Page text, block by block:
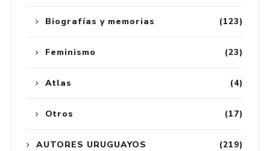
(123)
Biografías y memorias
(23)
Feminismo
(4)
Atlas
(17)
Otros
(219)
AUTORES URUGUAYOS